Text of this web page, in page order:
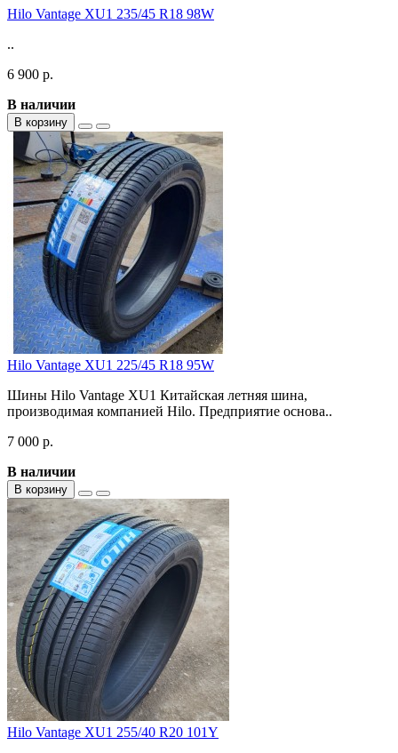
Hilo Vantage XU1 235/45 R18 98W
..
6 900 р.
В наличии
В корзину
Hilo Vantage XU1 225/45 R18 95W
Шины Hilo Vantage XU1 Китайская летняя шина,
производимая компанией Hilo. Предприятие основа..
7 000 р.
В наличии
В корзину
Hilo Vantage XU1 255/40 R20 101Y